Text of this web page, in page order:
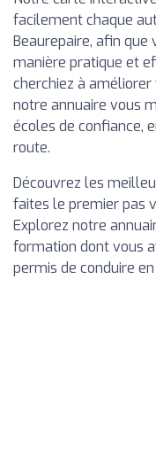
facilement chaque
Beaurepaire, afin que
manière pratique et
cherchiez à
notre annuaire vous
écoles de confiance,
route.
Découvrez les
faites le premier pas
Explorez notre
formation dont vous
permis de conduire